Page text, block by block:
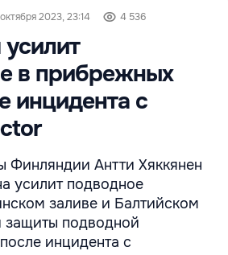
октября 2023, 23:14 4 536
в прибрежных
инцидента с
Финляндии Антти Хяккянен
усилит подводное
заливе и Балтийском
подводной
инцидента с